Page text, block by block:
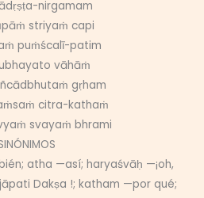
nirgamam
striyaṁ capi
puṁścalī-patim
vāhāṁ
gṛham
citra-kathaṁ
svayaṁ bhrami
atha —así; haryaśvāḥ —¡oh,
Dakṣa !; katham —por qué;